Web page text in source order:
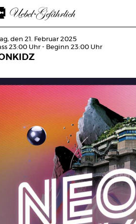
den 21. Februar 2025
23:00 Uhr - Beginn 23:00 Uhr